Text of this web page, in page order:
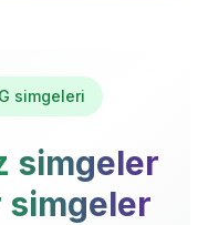
simgeleri
simgeler
simgeler